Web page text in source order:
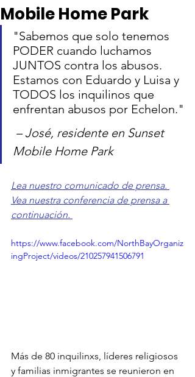
Mobile Home Park
"Sabemos que solo tenemos
PODER cuando luchamos
JUNTOS contra los abusos.
Estamos con Eduardo y Luisa y
TODOS los inquilinos que
enfrentan abusos por Echelon."
Mobile Home Park
Lea nuestro comunicado de prensa.
Vea nuestra conferencia de prensa a
continuación.
https://www.facebook.com/NorthBayOrganiz
ingProject/videos/210257941506791
Más de 80 inquilinxs, líderes religiosos
y familias inmigrantes se reunieron en